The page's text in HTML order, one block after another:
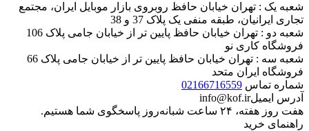
شعبه یک : تهران خیابان حافظ روبروی بازار موبایل ایران، مجتمع
تجاری ایرانیان، طبقه منفی یک پلاک 37 و 38
شعبه دو : تهران خیابان حافظ پایین تر از خیابان جامی پلاک 106
فروشگاه کاری نو
شعبه سه : تهران خیابان حافظ پایین تر از خیابان جامی پلاک 66
فروشگاه ایران متحد
شماره تماس 02166716559
آدرس ایمیلinfo@kof.ir
هفت روز هفته، ۲۴ ساعت شبانه‌روز پاسخگوی شما هستیم.
راهنمای خرید